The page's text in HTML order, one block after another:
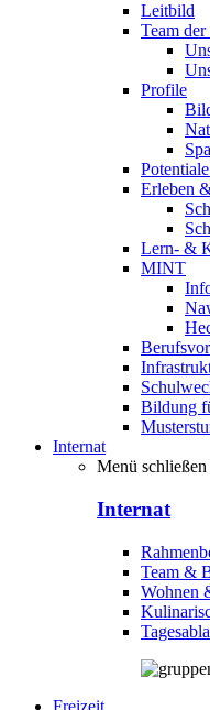
Leitbild
Team
Profile
Erleben
Lern- &
MINT
Bildung
Internat
Menü schließen
Internat
Team &
Wohnen
Freizeit